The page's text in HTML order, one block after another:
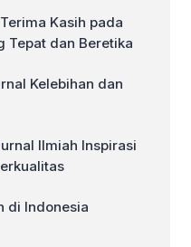
kebutuhanmu. Jenis-
Kasih pada
Tepat dan Beretika
Kelebihan dan
Ilmiah Inspirasi
di Indonesia